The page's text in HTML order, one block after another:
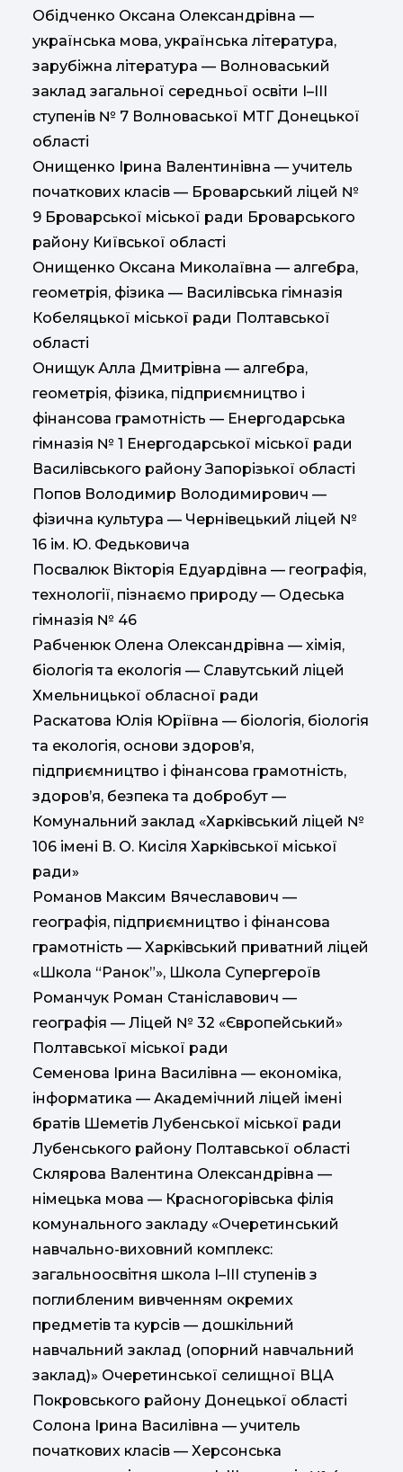
Обідченко Оксана Олександрівна —
українська мова, українська література,
зарубіжна література — Волноваський
заклад загальної середньої освіти І–ІІІ
ступенів № 7 Волноваської МТГ Донецької
області
Онищенко Ірина Валентинівна — учитель
початкових класів — Броварський ліцей №
9 Броварської міської ради Броварського
району Київської області
Онищенко Оксана Миколаївна — алгебра,
геометрія, фізика — Василівська гімназія
Кобеляцької міської ради Полтавської
області
Онищук Алла Дмитрівна — алгебра,
геометрія, фізика, підприємництво і
фінансова грамотність — Енергодарська
гімназія № 1 Енергодарської міської ради
Василівського району Запорізької області
Попов Володимир Володимирович —
фізична культура — Чернівецький ліцей №
16 ім. Ю. Федьковича
Посвалюк Вікторія Едуардівна — географія,
технології, пізнаємо природу — Одеська
гімназія № 46
Рабченюк Олена Олександрівна — хімія,
біологія та екологія — Славутський ліцей
Хмельницької обласної ради
Раскатова Юлія Юріївна — біологія, біологія
та екологія, основи здоров’я,
підприємництво і фінансова грамотність,
здоров’я, безпека та добробут —
Комунальний заклад «Харківський ліцей №
106 імені В. О. Кисіля Харківської міської
ради»
Романов Максим Вячеславович —
географія, підприємництво і фінансова
грамотність — Харківський приватний ліцей
«Школа “Ранок”», Школа Супергероїв
Романчук Роман Станіславович —
географія — Ліцей № 32 «Європейський»
Полтавської міської ради
Семенова Ірина Василівна — економіка,
інформатика — Академічний ліцей імені
братів Шеметів Лубенської міської ради
Лубенського району Полтавської області
Склярова Валентина Олександрівна —
німецька мова — Красногорівська філія
комунального закладу «Очеретинський
навчально-виховний комплекс:
загальноосвітня школа І–ІІІ ступенів з
поглибленим вивченням окремих
предметів та курсів — дошкільний
навчальний заклад (опорний навчальний
заклад)» Очеретинської селищної ВЦА
Покровського району Донецької області
Солона Ірина Василівна — учитель
початкових класів — Херсонська